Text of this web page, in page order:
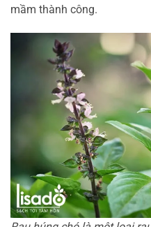
mầm thành công.